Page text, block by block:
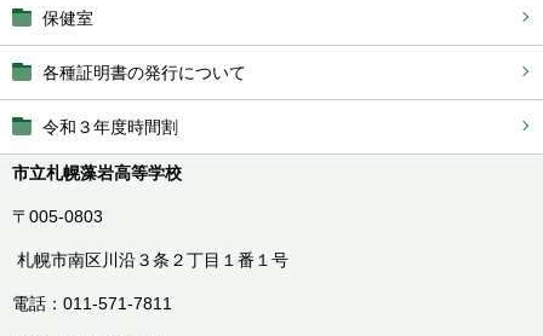
保健室
各種証明書の発行について
令和３年度時間割
市立札幌藻岩高等学校
〒005-0803
札幌市南区川沿３条２丁目１番１号
電話：011-571-7811